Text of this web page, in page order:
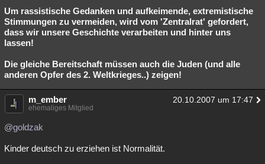
Um rassistische Gedanken und aufkeimende, extremistische
Stimmungen zu vermeiden, wird vom 'Zentralrat' gefordert,
dass wir unsere Geschichte verarbeiten und hinter uns
lassen!
Die gleiche Bereitschaft müssen auch die Juden (und alle
anderen Opfer des 2. Weltkrieges..) zeigen!
m_ember 20.10.2007 um 17:47
ehemaliges Mitglied
@goldzak
Kinder deutsch zu erziehen ist Normalität.